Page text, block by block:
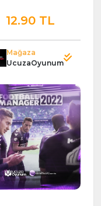
12.90 TL
Mağaza
UcuzaOyunum